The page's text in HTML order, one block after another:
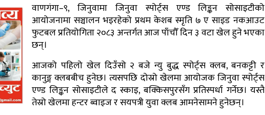
वाणगंगा–९, जिनुवामा जिनुवा स्पोर्ट्स एण्ड लिङ्कन सोसाइटीको
आयोजनामा सञ्चालन भइरहेको प्रथम केशब स्मृति ७ ए साइड नकआउट
फुटबल प्रतियोगिता २०८३ अन्तर्गत आज पाँचौँ दिन ३ वटा खेल हुने भएका
छन्।
आजको पहिलो खेल दिउँसो २ बजे न्यु बुद्ध स्पोर्ट्स क्लब, बनकट्टी र
कानुङ्ग क्लबबीच हुनेछ। त्यसपछि दोस्रो खेलमा आयोजक जिनुवा स्पोर्ट्स
एण्ड लिङ्कन सोसाइटीले द स्काइ, बक्किसपुरसँग प्रतिस्पर्धा गर्नेछ। यस्तै
तेस्रो खेलमा हन्टर ब्वाइज र सयपत्री युवा क्लब आमनेसामने हुनेछन्।